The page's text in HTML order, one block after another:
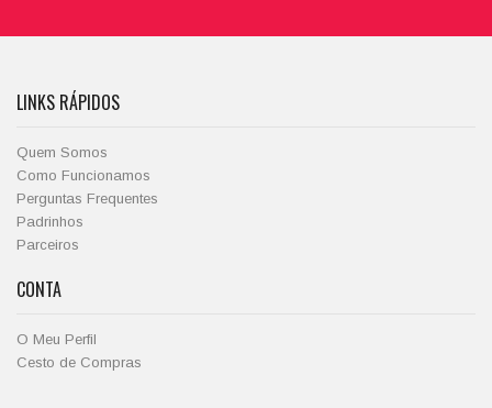
LINKS RÁPIDOS
Quem Somos
Como Funcionamos
Perguntas Frequentes
Padrinhos
Parceiros
CONTA
O Meu Perfil
Cesto de Compras